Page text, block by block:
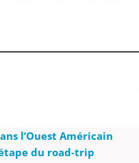
l’Ouest Américain
du road-trip